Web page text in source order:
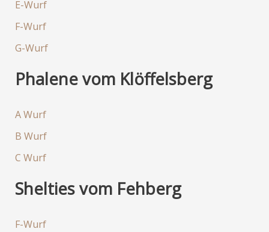
E-Wurf
F-Wurf
G-Wurf
Phalene vom Klöffelsberg
A Wurf
B Wurf
C Wurf
Shelties vom Fehberg
F-Wurf